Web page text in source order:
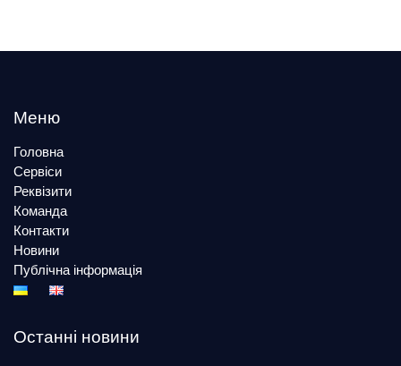
Меню
Головна
Сервіси
Реквізити
Команда
Контакти
Новини
Публічна інформація
Останні новини